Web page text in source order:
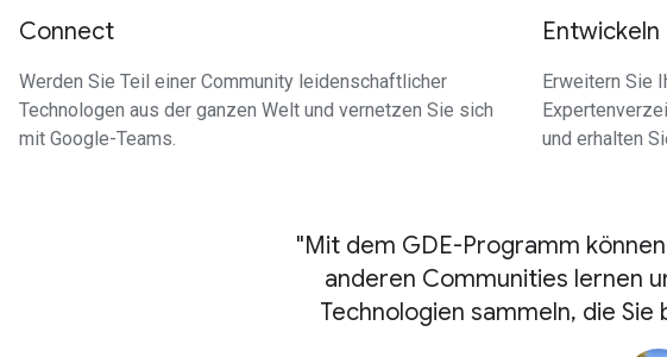
Connect
Werden Sie Teil einer Community leidenschaftlicher
Technologen aus der ganzen Welt und vernetzen Sie sich
mit Google-Teams.
Entwickeln
Erweitern Sie
und erhalten
"Mit dem GDE-Programm
anderen Communities lernen
Technologien sammeln, die